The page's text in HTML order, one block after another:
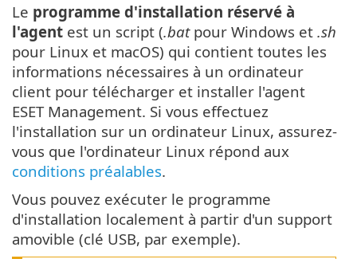
Le programme d'installation réservé à
l'agent est un script (.batpour Windows et .sh
pour Linux et macOS) qui contient toutes les
informations nécessaires à un ordinateur
client pour télécharger et installer l'agent
ESET Management. Si vous effectuez
l'installation sur un ordinateur Linux, assurez-
vous que l'ordinateur Linux répond aux
conditions préalables.
Vous pouvez exécuter le programme
d'installation localement à partir d'un support
amovible (clé USB, par exemple).